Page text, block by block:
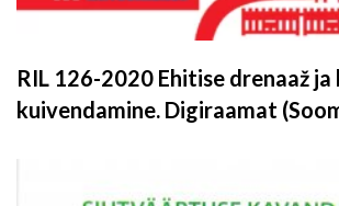
RIL 126-2020 Ehitise drenaaž ja
kuivendamine. Digiraamat